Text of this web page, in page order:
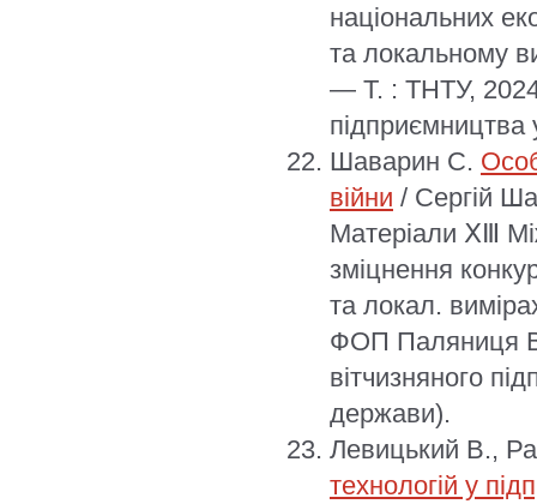
національних
та локальному
— Т. : ТНТУ,
підприємництва
Шаварин С.
війни / Сергій
Матеріали ⅩⅢ
зміцнення
та локал.
ФОП Паляниця
вітчизняного
держави).
Левицький В.,
технологій у